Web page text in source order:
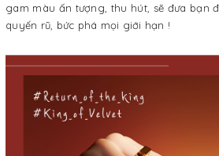
gam màu ấn tượng, thu hút, sẽ đưa bạn
quyến rũ, bức phá mọi giới hạn !